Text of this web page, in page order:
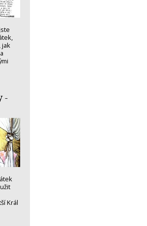
jak
-
Král